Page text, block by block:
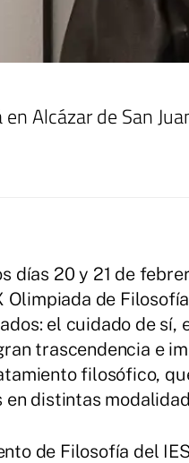
Alcázar de San
días 20 y 21 de
de
el cuidado de
trascendencia e
filosófico,
en distintas
de Filosofía del